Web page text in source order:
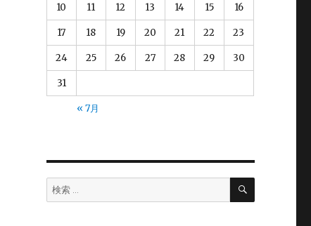
10 11 12 13 14 15 16
17 18 19 20 21 22 23
24 25 26 27 28 29 30
31
« 7月
検
索:
検